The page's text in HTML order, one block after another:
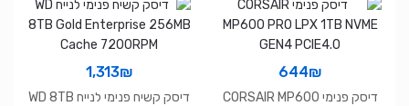
644₪
דיסק פנימי CORSAIR MP600
1,313₪
דיסק קשיח פנימי לנייח WD 8TB